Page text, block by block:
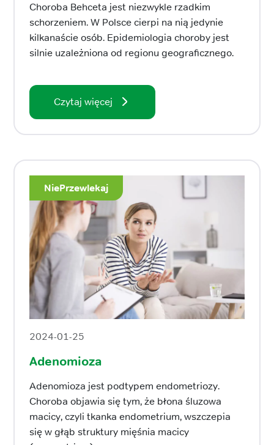
Choroba Behceta jest niezwykle rzadkim
schorzeniem. W Polsce cierpi na nią jedynie
kilkanaście osób. Epidemiologia choroby jest
silnie uzależniona od regionu geograficznego.
Czytaj więcej
NiePrzewlekaj
2024-01-25
Adenomioza
Adenomioza jest podtypem endometriozy.
Choroba objawia się tym, że błona śluzowa
macicy, czyli tkanka endometrium, wszczepia
się w głąb struktury mięśnia macicy